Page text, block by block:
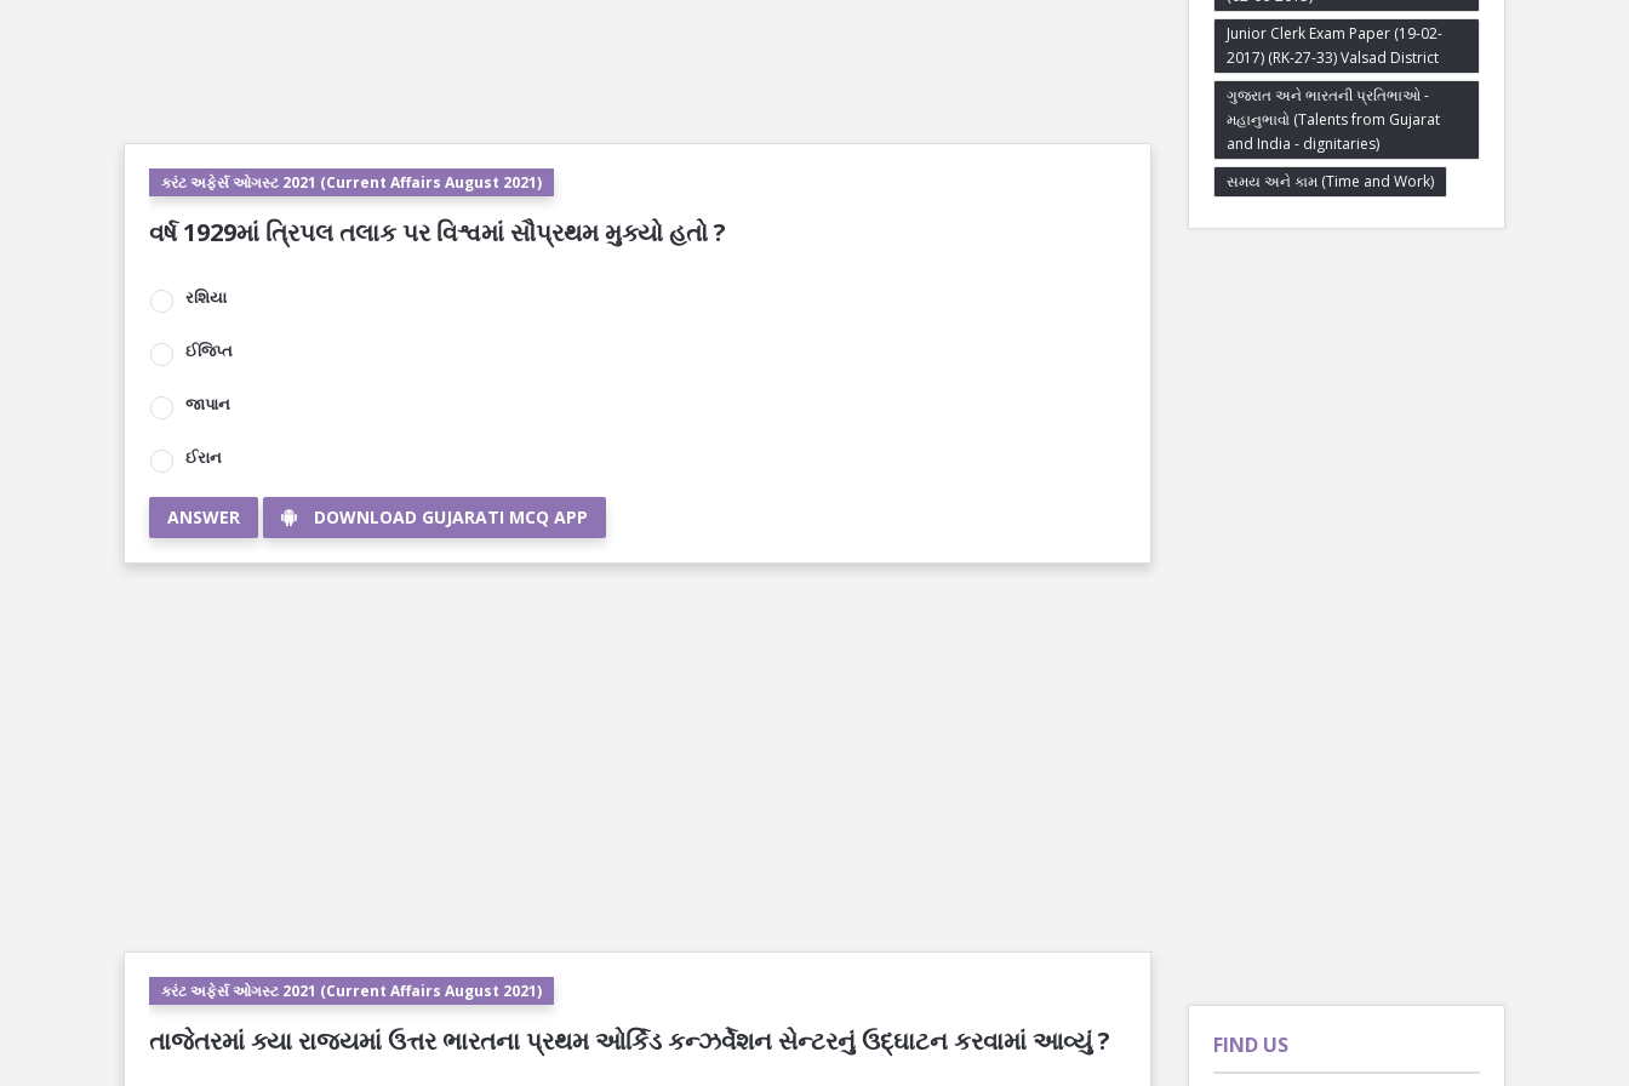
કરંટ અફેર્સ ઓગસ્ટ 2021 (Current Affairs August 2021)
વર્ષ 1929માં ત્રિપલ તલાક પર વિશ્વમાં સૌપ્રથમ મુક્યો હતો ?
રશિયા
ઈજિપ્ત
જાપાન
ઈરાન
ANSWER DOWNLOAD GUJARATI MCQ APP
કરંટ અફેર્સ ઓગસ્ટ 2021 (Current Affairs August 2021)
તાજેતરમાં ક્યા રાજ્યમાં ઉત્તર ભારતના પ્રથમ ઓર્કિડ કન્ઝર્વેશન સેન્ટરનું ઉદ્ઘાટન કરવામાં આવ્યું ?
Junior Clerk Exam Paper (19-02-
2017) (RK-27-33) Valsad District
ગુજરાત અને ભારતની પ્રતિભાઓ -
મહાનુભાવો (Talents from Gujarat
and India - dignitaries)
સમય અને કામ (Time and Work)
FIND US